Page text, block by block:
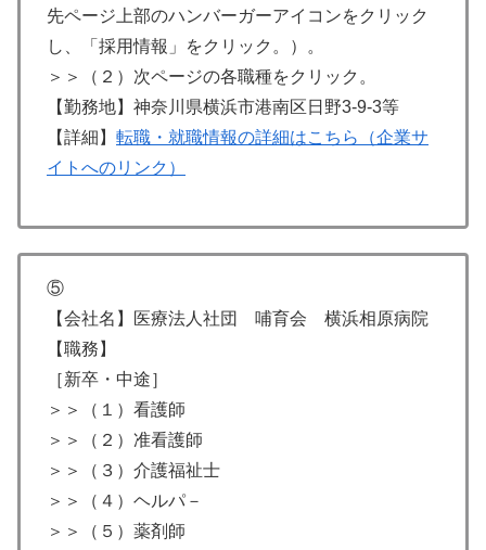
先ページ上部のハンバーガーアイコンをクリック
し、「採用情報」をクリック。）。
＞＞（２）次ページの各職種をクリック。
【勤務地】神奈川県横浜市港南区日野3-9-3等
【詳細】 転職・就職情報の詳細はこちら（企業サ
イトへのリンク）
⑤
【会社名】医療法人社団 哺育会 横浜相原病院
【職務】
［新卒・中途］
＞＞（１）看護師
＞＞（２）准看護師
＞＞（３）介護福祉士
＞＞（４）ヘルパ－
＞＞（５）薬剤師